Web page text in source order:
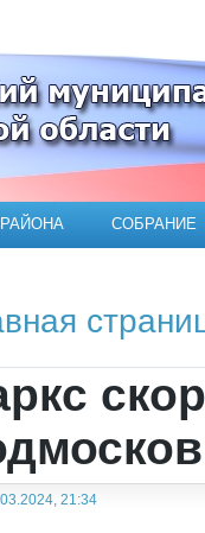
СОБРАНИЕ
21:34